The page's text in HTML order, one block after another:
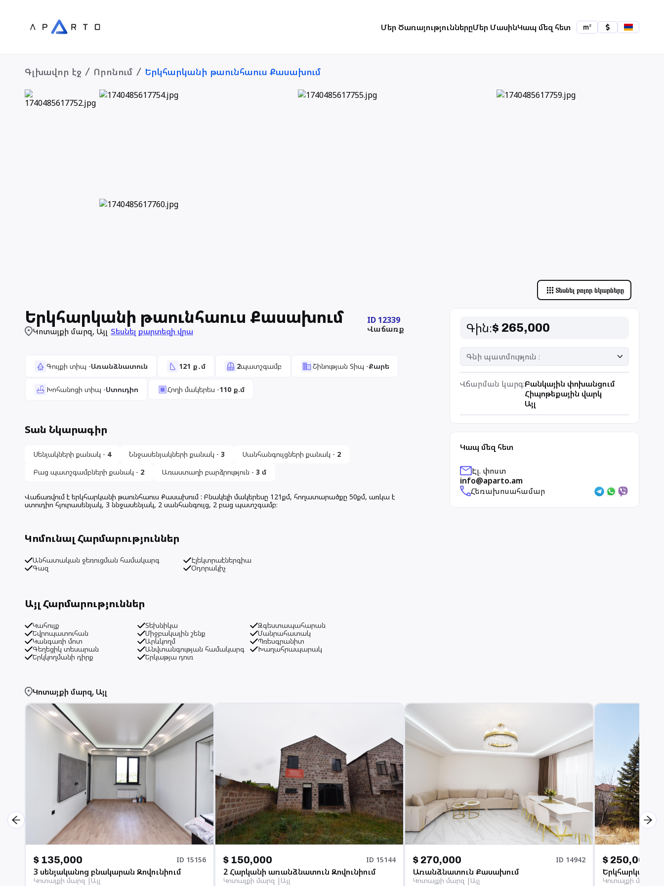
Մեր ԾառայություններըՄեր ՄասինԿապ մեզ հետ m2
Գլխավոր էջ Որոնում Երկհարկանի թաունհաուս Քասախում
Տեսնել բոլոր նկարները
Երկհարկանի թաունհաուս Քասախում
Կոտայքի մարզ, Այլ Տեսնել քարտեզի վրա
ID 12339
Վաճառք
Գույքի տիպ -Առանձնատուն 121 ք․մ 2պատշգամբ Շինության Տիպ -Քարե
Խոհանոցի տիպ -Ստուդիո Հողի մակերես -110ք.մ
Տան Նկարագիր
Սենյակների քանակ - 4 Ննջասենյակների քանակ - 3 Սանհանգույցների քանակ - 2
Բաց պատշգամբների քանակ - 2 Առաստաղի բարձրություն - 3 մ
Վաճառվում է երկհարկանի թաունհաուս Քասախում : Բնակելի մակերեսը 121քմ, հողատարածքը 50քմ, առկա է
ստուդիո հյուրասենյակ, 3 ննջասենյակ, 2 սանհանգույց, 2 բաց պատշգամբ։
Կոմունալ Հարմարություններ
Անհատական ջեռուցման համակարգ
Էլեկտրաէներգիա
Գազ
Օդորակիչ
Այլ Հարմարություններ
Կահույք Տեխնիկա
Զգեստապահարան
Եվրոպատուհան
Միջբակային շենք
Մանրահատակ
Կանգառի մոտ
Արևկողմ
Պռեսգրանիտ
Գեղեցիկ տեսարան
Անվտանգության համակարգ
Խաղահրապարակ
Երկկողմանի դիրք
Երկաթյա դուռ
Կոտայքի մարզ, Այլ
Գին։$ 265,000
Գնի պատմություն ։
Վճարման կարգ։Բանկային փոխանցում
Հիպոթեքային վարկ
Այլ
Կապ մեզ հետ
Էլ. փոստ
info@aparto.am
Հեռախոսահամար
$ 135,000 ID 15156
3 սենյականոց բնակարան Զովունիում
Կոտայքի մարզ Այլ
$ 150,000 ID 15144
2 Հարկանի առանձնատուն Զովունիում
Կոտայքի մարզ Այլ
$ 270,000 ID 14942
Առանձնատուն Քասախում
Կոտայքի մարզ Այլ
$ 250,000
Կոտայքի մարզ